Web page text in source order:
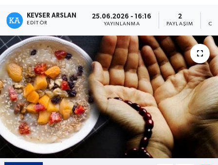
KEVSER ARSLAN
EDITÖR
25.06.2026 - 16:16
YAYINLANMA
2
PAYLAŞIM